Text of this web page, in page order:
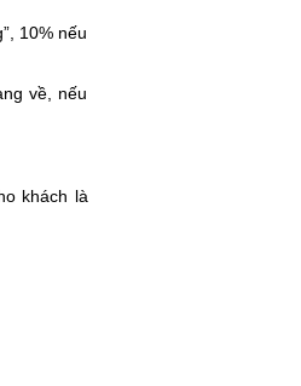
10% nếu
về, nếu
khách là